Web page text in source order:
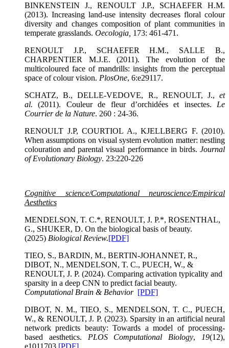
BINKENSTEIN J., RENOULT J.P., SCHAEFER H.M.
(2013). Increasing land-use intensity decreases floral colour
diversity and changes composition of plant communities in
temperate grasslands. Oecologia 173: 461-471.
RENOULT J.P., SCHAEFER H.M., SALLE B.,
CHARPENTIER M.J.E. (2011). The evolution of the
multicoloured face of mandrills: insights from the perceptual
space of colour vision. PlosOne, 6:e29117.
SCHATZ, B., DELLE-VEDOVE, R., RENOULT, J., et
al. (2011). Couleur de fleur d’orchidées et insectes. Le
Courrier de la Nature. 260 : 24-36.
RENOULT J.P, COURTIOL A., KJELLBERG F. (2010).
When assumptions on visual system evolution matter: nestling
colouration and parental visual performance in birds. Journal
of Evolutionary Biology. 23:220-226
Cognitive science/Computational neuroscience/Empirical
Aesthetics
MENDELSON, T. C.*, RENOULT, J. P.*, ROSENTHAL,
G., SHUKER, D. On the biological basis of beauty.
(2025) Biological Review.[PDF]
TIEO, S., BARDIN, M., BERTIN-JOHANNET, R.,
DIBOT, N., MENDELSON, T. C., PUECH, W., &
RENOULT, J. P. (2024). Comparing activation typicality and
sparsity in a deep CNN to predict facial beauty.
Computational Brain & Behavior [PDF]
DIBOT, N. M., TIEO, S., MENDELSON, T. C., PUECH,
W., & RENOULT, J. P. (2023). Sparsity in an artificial neural
network predicts beauty: Towards a model of processing-
based aesthetics. PLOS Computational Biology, 19(12),
e1011703 [PDF]